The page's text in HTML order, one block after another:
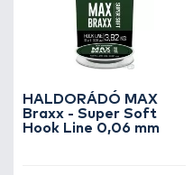
HALDORÁDÓ MAX
Braxx - Super Soft
Hook Line 0,06 mm